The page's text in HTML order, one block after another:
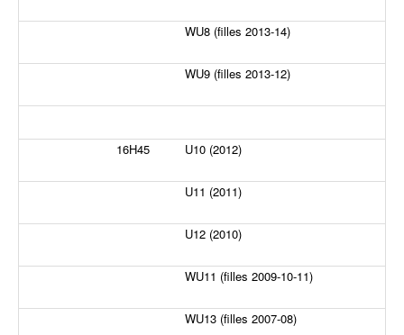
WU8 (filles 2013-14)
WU9 (filles 2013-12)
16H45 U10 (2012)
U11 (2011)
U12 (2010)
WU11 (filles 2009-10-11)
WU13 (filles 2007-08)